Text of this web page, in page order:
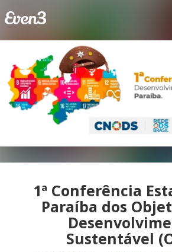
1ª Conferência
Paraíba dos
Sustentável